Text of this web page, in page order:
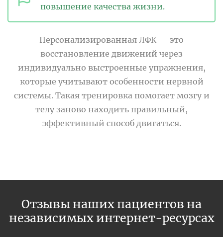
повышение качества жизни.
Персонализированная ЛФК — это
восстановление движений через
индивидуально выстроенные упражнения,
которые учитывают особенности нервной
системы. Такая тренировка помогает мозгу и
телу заново находить правильный,
эффективный способ двигаться.
Отзывы наших пациентов на
независимых интернет-ресурсах